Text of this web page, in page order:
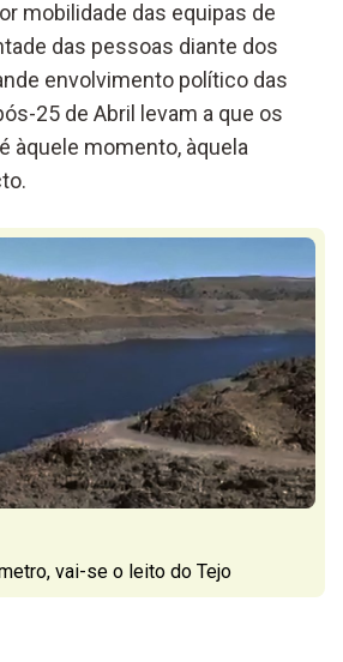
mobilidade das equipas de
das pessoas diante dos
envolvimento político das
25 de Abril levam a que os
àquele momento, àquela
vai-se o leito do Tejo